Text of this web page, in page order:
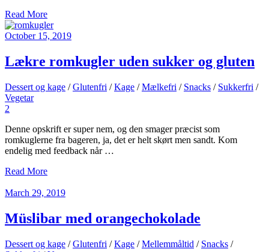
Read More
October 15, 2019
Lækre romkugler uden sukker og gluten
Dessert og kage /Glutenfri /Kage /Mælkefri / Snacks / Sukkerfri /
Vegetar
2
Denne opskrift er super nem, og den smager præcist som
romkuglerne fra bageren, ja, det er helt skørt men sandt. Kom
endelig med feedback når …
Read More
March 29, 2019
Müslibar med orangechokolade
Dessert og kage /Glutenfri /Kage /Mellemmåltid / Snacks /